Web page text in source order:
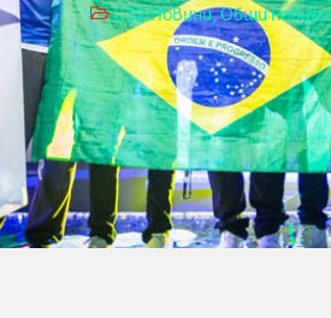
CS2 Новини,Общи новини